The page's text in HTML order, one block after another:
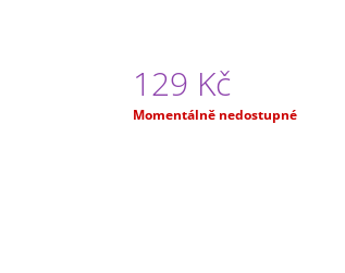
129 Kč
Měrná
Momentálně nedostupné